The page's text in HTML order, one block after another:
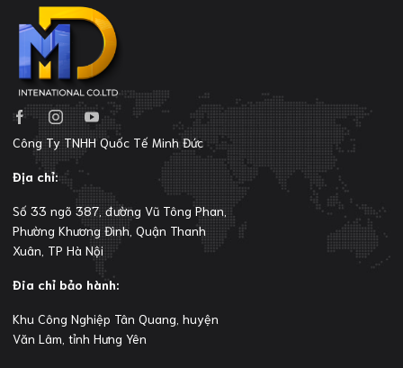
Công Ty TNHH Quốc Tế Minh Đức
Địa chỉ:
Số 33 ngõ 387, đường Vũ Tông Phan,
Phường Khương Đình, Quận Thanh
Xuân, TP Hà Nội
Đia chỉ bảo hành:
Khu Công Nghiệp Tân Quang, huyện
Văn Lâm, tỉnh Hưng Yên